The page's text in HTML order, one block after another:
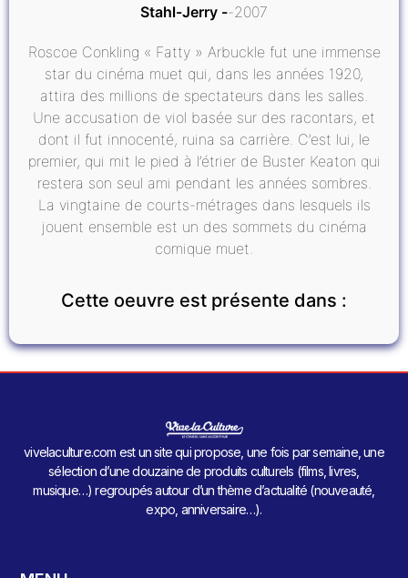
Stahl-Jerry 2007
Roscoe Conkling « Fatty » Arbuckle fut une immense
star du cinéma muet qui, dans les années 1920,
attira des millions de spectateurs dans les salles.
Une accusation de viol basée sur des racontars, et
dont il fut innocenté, ruina sa carrière. C’est lui, le
premier, qui mit le pied à l’étrier de Buster Keaton qui
restera son seul ami pendant les années sombres.
La vingtaine de courts-métrages dans lesquels ils
jouent ensemble est un des sommets du cinéma
comique muet.
Cette oeuvre est présente dans :
vivelaculture.com est un site qui propose, une fois par semaine, une
sélection d’une douzaine de produits culturels (films, livres,
musique…) regroupés autour d’un thème d’actualité (nouveauté,
expo, anniversaire…).